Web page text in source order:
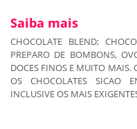
Saiba mais
CHOCOLATE BLEND;
PREPARO DE BOMBONS,
DOCES FINOS E MUITO MAIS.
OS CHOCOLATES SICAO
INCLUSIVE OS MAIS